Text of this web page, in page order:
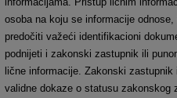
osoba na koju se informacije
predočiti važeći identifikacioni
podnijeti i zakonski zastupnik ili
lične informacije. Zakonski zastupnik
validne dokaze o statusu zakonskog